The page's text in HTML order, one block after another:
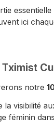
ici
notre
visibilité
féminin